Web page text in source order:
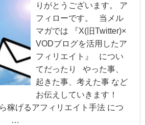
りがとうございます。 ア
フィローです。 当メル
マガでは 『X(旧Twitter)×
VODブログを活用したア
フィリエイト』 につい
てだったり やった事、
起きた事、考えた事 など
お伝えしていきます！
稼げるアフィリエイト手法 につ
。 …